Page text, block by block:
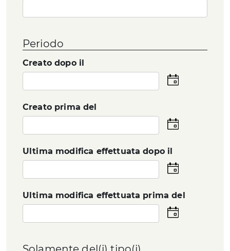
Periodo
Creato dopo il
Seleziona
la
Creato prima del
Seleziona
la
Ultima modifica effettuata dopo il
Seleziona
la
Ultima modifica effettuata prima del
Seleziona
la